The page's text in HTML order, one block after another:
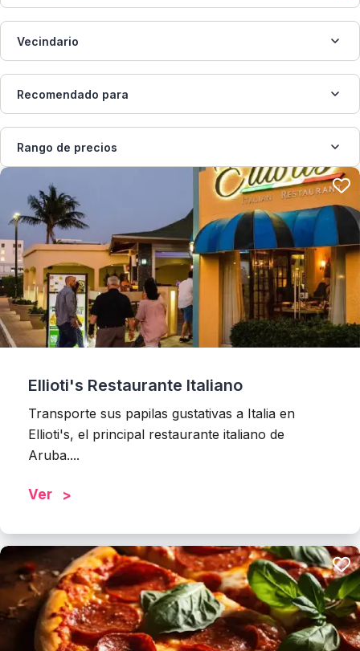
Vecindario
Recomendado para
Rango de precios
Ellioti's Restaurante Italiano
Transporte sus papilas gustativas a Italia en
Ellioti's, el principal restaurante italiano de
Aruba....
Ver